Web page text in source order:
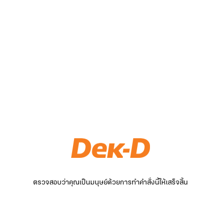
ตรวจสอบว่าคุณเป็นมนุษย์ด้วยการทำคำสั่งนี้ให้เสร็จสิ้น